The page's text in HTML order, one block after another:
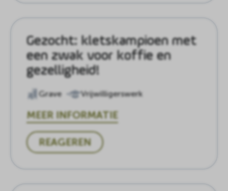
Gezocht: kletskampioen met
een zwak voor koffie en
gezelligheid!
Grave Vrijwilligerswerk
MEER INFORMATIE
REAGEREN